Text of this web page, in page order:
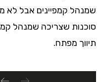
שמנהל קמפיינים אבל לא
סוכנות שצריכה שמנהל
תיווך מפתח.